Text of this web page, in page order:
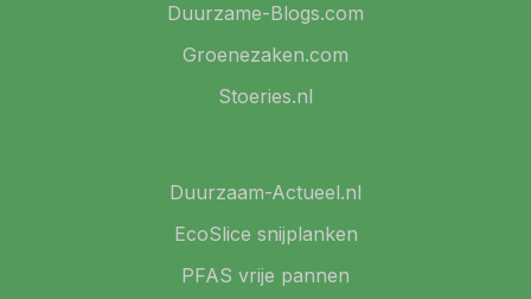
Duurzame-Blogs.com
Groenezaken.com
Stoeries.nl
Duurzaam-Actueel.nl
EcoSlice snijplanken
PFAS vrije pannen